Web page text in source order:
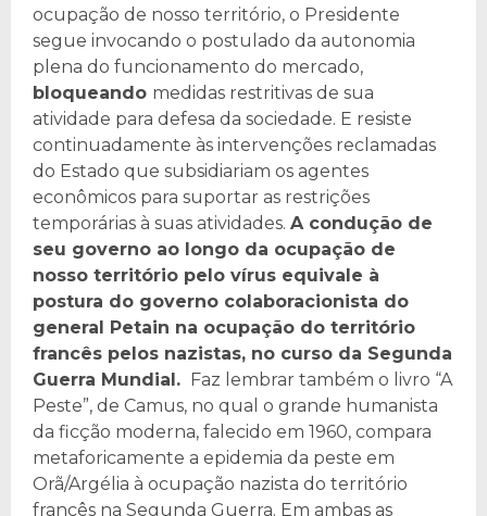
ocupação de nosso território, o Presidente
segue invocando o postulado da autonomia
plena do funcionamento do mercado,
bloqueando medidas restritivas de sua
atividade para defesa da sociedade. E resiste
continuadamente às intervenções reclamadas
do Estado que subsidiariam os agentes
econômicos para suportar as restrições
temporárias à suas atividades. A condução de
seu governo ao longo da ocupação de
nosso território pelo vírus equivale à
postura do governo colaboracionista do
general Petain na ocupação do território
francês pelos nazistas, no curso da Segunda
Guerra Mundial. Faz lembrar também o livro “A
Peste”, de Camus, no qual o grande humanista
da ficção moderna, falecido em 1960, compara
metaforicamente a epidemia da peste em
Orã/Argélia à ocupação nazista do território
francês na Segunda Guerra. Em ambas as